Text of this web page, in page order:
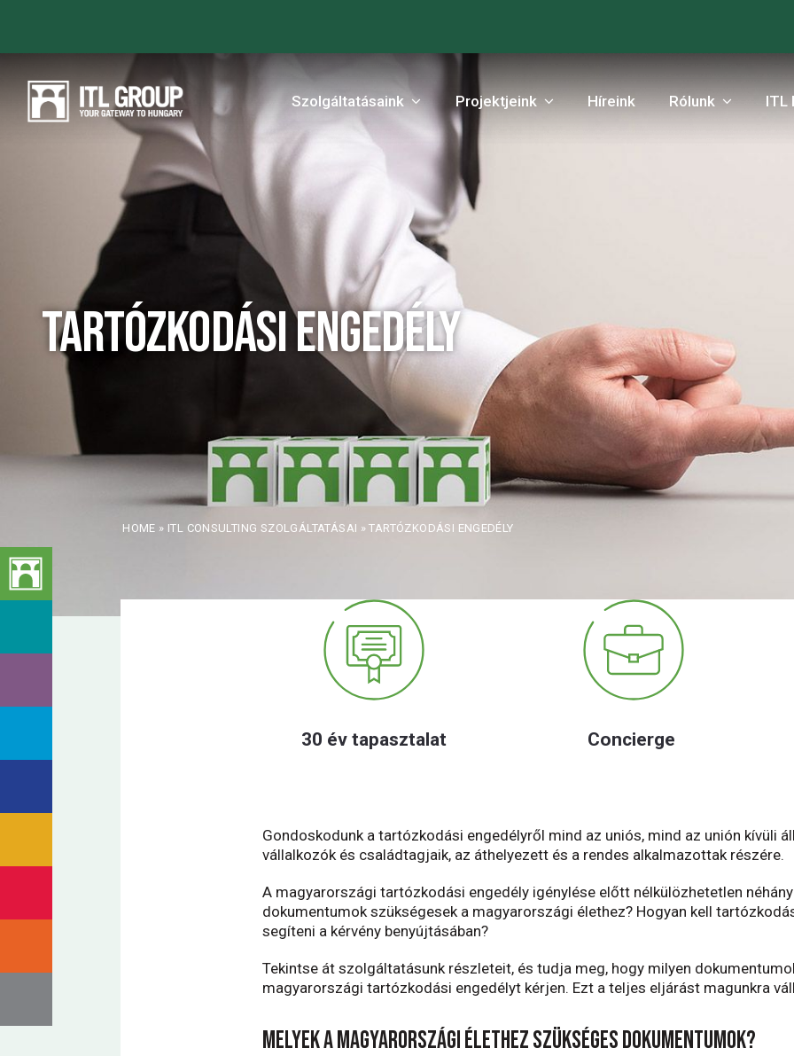
Szolgáltatásaink Projektjeink Híreink Rólunk ITL
Tartózkodási engedély
HOME » ITL CONSULTING SZOLGÁLTATÁSAI »TARTÓZKODÁSI ENGEDÉLY
30 év tapasztalat Concierge
Gondoskodunk a tartózkodási engedélyről mind az uniós, mind az unión kívüli
vállalkozók és családtagjaik, az áthelyezett és a rendes alkalmazottak részére.
A magyarországi tartózkodási engedély igénylése előtt nélkülözhetetlen
dokumentumok szükségesek a magyarországi élethez? Hogyan kell
segíteni a kérvény benyújtásában?
Tekintse át szolgáltatásunk részleteit, és tudja meg, hogy milyen
magyarországi tartózkodási engedélyt kérjen. Ezt a teljes eljárást magunkra
Melyek a magyarországi élethez szükséges dokumentumok?